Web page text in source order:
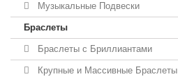
Музыкальные Подвески
Браслеты
Браслеты с Бриллиантами
Крупные и Массивные Браслеты